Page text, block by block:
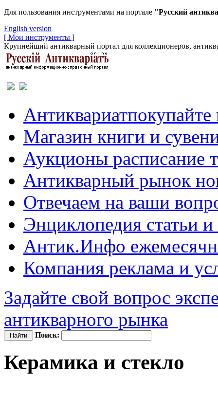
Для пользования инструментами на портале "Русский
English version
[ Мои инструменты ]
Крупнейший антикварный портал для коллекционеров,
Антиквариатпокупайте
Магазин книги и
Аукционы расписание
Антикварный рынок
Отвечаем на ваши
Энциклопедия статьи
Антик.Инфо
Компания реклама и
Задайте свой вопрос
антикварного рынка
Поиск:
Керамика и стекло